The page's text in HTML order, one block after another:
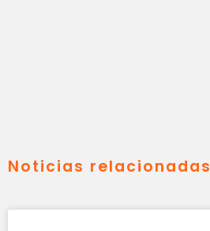
Noticias relacionadas